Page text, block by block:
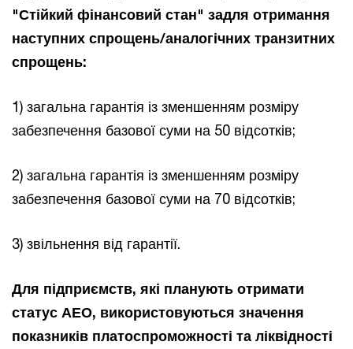
"Стійкий фінансовий стан" задля отримання
наступних спрощень/аналогічних транзитних
спрощень:
1) загальна гарантія із зменшенням розміру
забезпечення базової суми на 50 відсотків;
2) загальна гарантія із зменшенням розміру
забезпечення базової суми на 70 відсотків;
3) звільнення від гарантії.
Для підприємств, які планують отримати
статус АЕО, використовуються значення
показників платоспроможності та ліквідності